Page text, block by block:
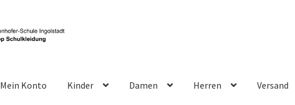
Mein Konto Kinder Damen Herren Versand